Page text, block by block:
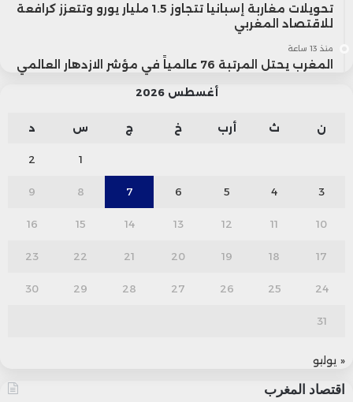
تحويلات مغاربة إسبانيا تتجاوز 1.5 مليار يورو وتتعزز كرافعة
للاقتصاد المغربي
منذ 13 ساعة
المغرب يحتل المرتبة 76 عالمياً في مؤشر الازدهار العالمي
أغسطس 2026
ن ث أرب خ ج س د
1
2
3
4
5
6
7
8
9
10
11
12
13
14
15
16
17
18
19
20
21
22
23
24
25
26
27
28
29
30
31
« يوليو
اقتصاد المغرب